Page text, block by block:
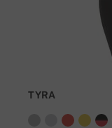
TYRA